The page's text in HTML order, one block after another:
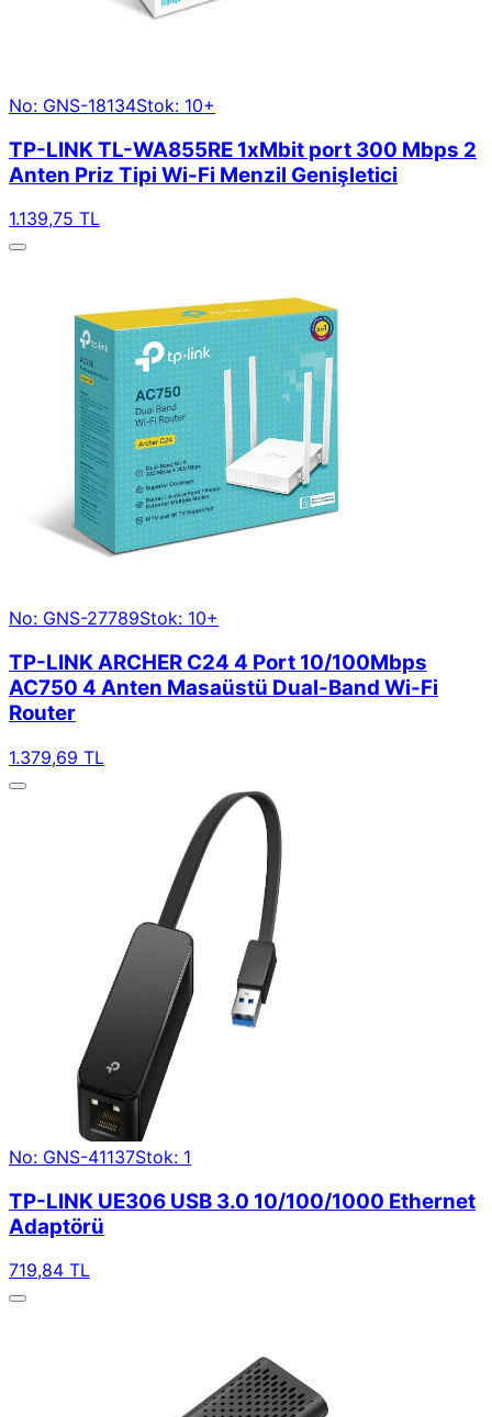
No: GNS-18134Stok: 10+
TP-LINK TL-WA855RE 1xMbit port 300 Mbps 2
Anten Priz Tipi Wi-Fi Menzil Genişletici
1.139,75 TL
No: GNS-27789Stok: 10+
TP-LINK ARCHER C24 4 Port 10/100Mbps
AC750 4 Anten Masaüstü Dual-Band Wi-Fi
Router
1.379,69 TL
No: GNS-41137Stok: 1
TP-LINK UE306 USB 3.0 10/100/1000 Ethernet
Adaptörü
719,84 TL